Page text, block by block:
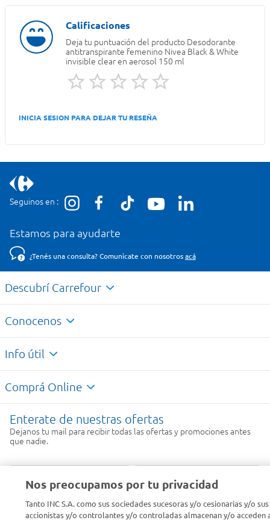
Deja tu puntuación del producto Desodorante
antitranspirante femenino Nivea Black & White
invisible clear en aerosol 150 ml
INICIA SESION PARA DEJAR TU RESEÑA
Seguinos en :
Estamos para ayudarte
¿Tenés una consulta? Comunicate con nosotros acá
Descubrí Carrefour
Conocenos
Info útil
Comprá Online
Enterate de nuestras ofertas
Dejanos tu mail para recibir todas las ofertas y promociones antes
que nadie.
ENVIAR
Nos preocupamos por tu privacidad
Tanto INC S.A. como sus sociedades sucesoras y/o cesionarias y/o sus
accionistas y/o controlantes y/o controladas almacenan y/o acceden